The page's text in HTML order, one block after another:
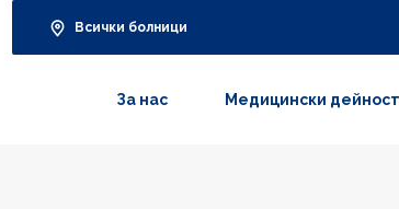
Всички болници
За нас Медицински